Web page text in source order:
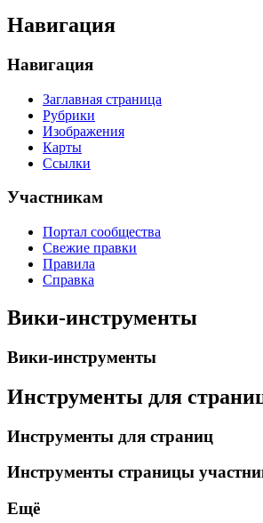
Навигация
Навигация
Заглавная страница
Рубрики
Изображения
Карты
Ссылки
Участникам
Портал сообщества
Свежие правки
Правила
Справка
Вики-инструменты
Вики-инструменты
Инструменты для
Инструменты для страниц
Инструменты страницы
Ещё